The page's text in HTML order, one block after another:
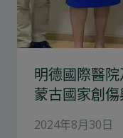
明德國際醫
蒙古國家創
2024年8月30日